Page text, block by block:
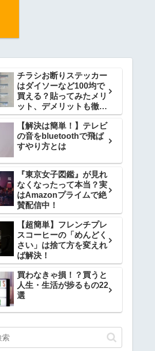
チラシお断りステッカー
はダイソーなど100均で
買える？貼ってみたメリ
ット、デメリットも徹底
解説
【解決は簡単！】テレビ
の音をbluetoothで飛ば
すやり方とは
『東京女子図鑑』が見れ
なくなったって本当？実
はAmazonプライムで絶
賛配信中！
【超簡単】フレンチプレ
スコーヒーの「めんどく
さい」は捨て方を変えれ
ば解決！
買わなきゃ損！？買うと
人生・生活が捗るもの22
選